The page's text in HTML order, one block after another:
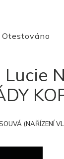
Otestováno
Lucie
(NAŘÍZENÍ